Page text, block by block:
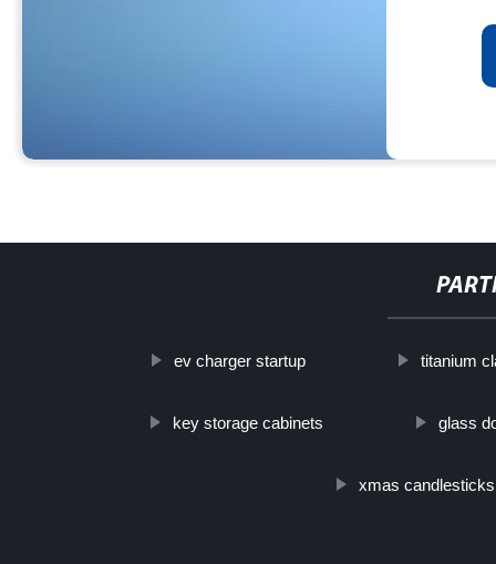
ev charger startup titanium
key storage cabinets glass
xmas candlesticks